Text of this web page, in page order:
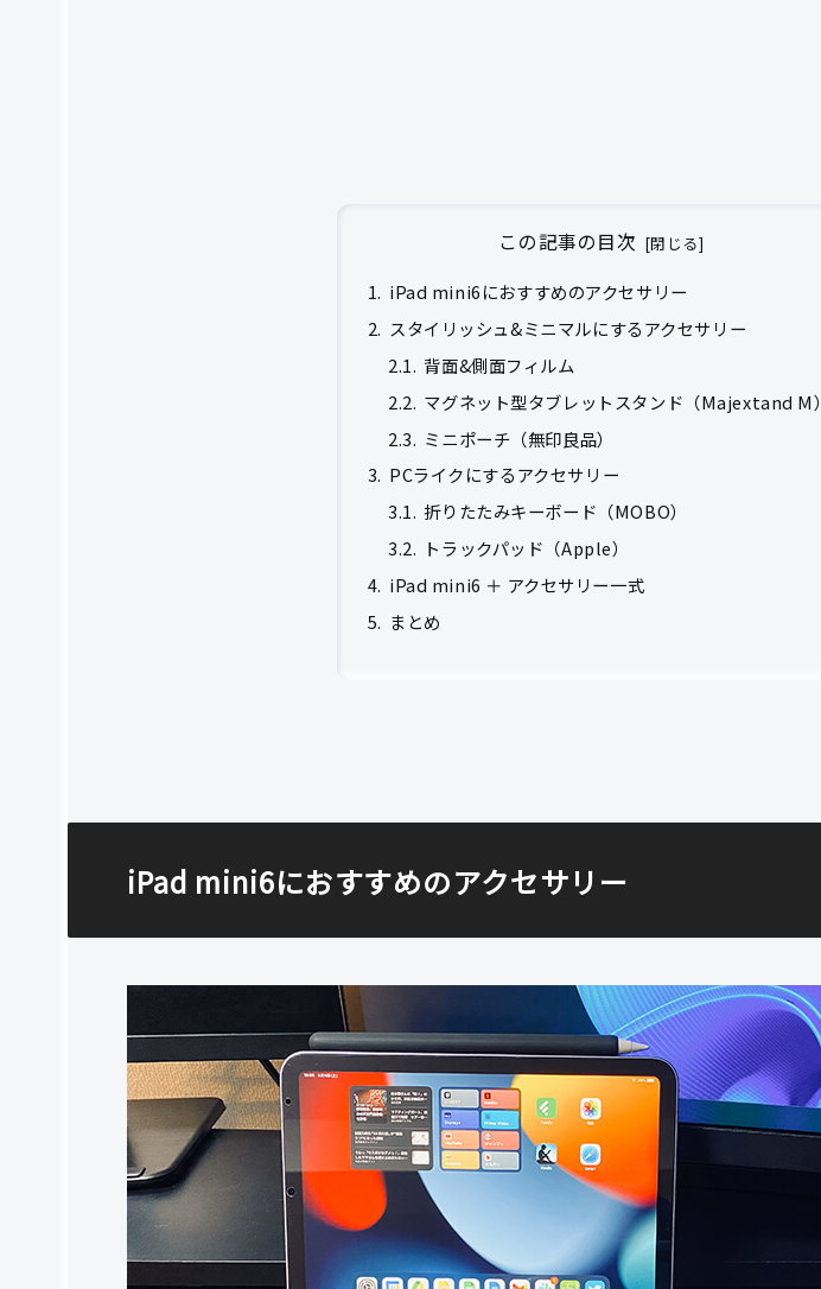
この記事の目次
iPad mini6におすすめのアクセサリー
スタイリッシュ&ミニマルにするアクセサリー
背面&側面フィルム
マグネット型タブレットスタンド（Majextand M）
ミニポーチ（無印良品）
PCライクにするアクセサリー
折りたたみキーボード（MOBO）
トラックパッド（Apple）
iPad mini6 ＋ アクセサリー一式
まとめ
iPad mini6におすすめのアクセサリー